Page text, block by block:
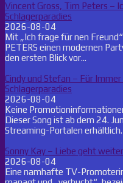
Vincent Gross, Tim Peters –
Schlagerparadies
2026-08-04
Mit „Ich frage für nen
PETERS einen modernen
den ersten Blick vor...
Cindy und Stefan – Für Immer
Schlagerparadies
2026-08-04
Keine
Dieser Song ist ab dem 24.
Streaming-Portalen erhältlich.
Sonny Kay – Liebe geht
2026-08-04
Eine namhafte TV-